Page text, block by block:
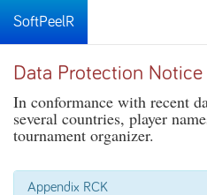
SoftPeelR
Data Protection Notice
In conformance with recent
several countries, player
tournament organizer.
Appendix RCK